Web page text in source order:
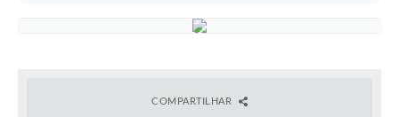
COMPARTILHAR